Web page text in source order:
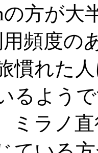
方が大
頻度の
慣れた
るよう
ミラノ